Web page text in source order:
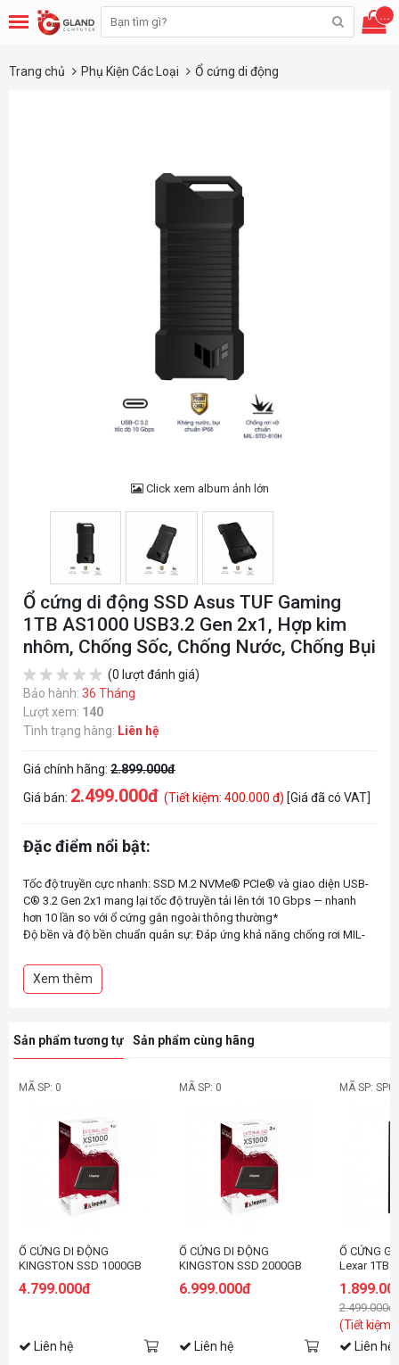
...
Trang chủ Phụ Kiện Các Loại Ổ cứng di động
Click xem album ảnh lớn
Ổ cứng di động SSD Asus TUF Gaming
1TB AS1000 USB3.2 Gen 2x1, Hợp kim
nhôm, Chống Sốc, Chống Nước, Chống Bụi
(0 lượt đánh giá)
Bảo hành: 36 Tháng
Lượt xem: 140
Tình trạng hàng: Liên hệ
Giá chính hãng: 2.899.000đ
Giá bán: 2.499.000đ (Tiết kiệm: 400.000 đ) [Giá đã có VAT]
Đặc điểm nổi bật:
Tốc độ truyền cực nhanh: SSD M.2 NVMe® PCIe® và giao diện USB-
C® 3.2 Gen 2x1 mang lại tốc độ truyền tải lên tới 10 Gbps — nhanh
hơn 10 lần so với ổ cứng gắn ngoài thông thường*
Độ bền và độ bền chuẩn quân sự: Đáp ứng khả năng chống rơi MIL-
Làm mát vượt trội: Khung hợp kim nhôm và tấm tản nhiệt cho phép
tản nhiệt hiệu quả để truyền dữ liệu ổn định và tuổi thọ SSD dài hơn
Quản lý ổ cứng dễ dàng: Bảng điều khiển SSD trực quan để xem các
nối với PC, máy tính xách tay, thiết bị di động và máy chơi game mới
Xem thêm
Sản phẩm tương tự Sản phẩm cùng hãng
MÃ SP: 0
Ổ CỨNG DI ĐỘNG
KINGSTON SSD 1000GB
SXS1000/1000G
4.799.000đ
Liên hệ
MÃ SP: 0
Ổ CỨNG DI ĐỘNG
KINGSTON SSD 2000GB
SXS1000/2000G
6.999.000đ
Liên hệ
MÃ SP:
Ổ CỨNG
Lexar 1TB
RNSNG)
2.499.000đ
(Tiết kiệm:
Liên hệ